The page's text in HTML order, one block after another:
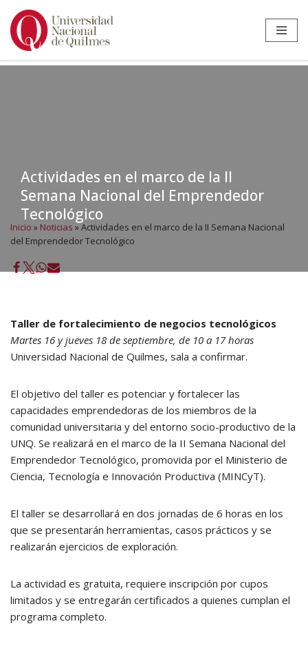
Ir
Actividades en el marco de la II
Semana Nacional del Emprendedor
Tecnológico
Inicio » Noticias »Actividades en el marco de la II Semana Nacional
del Emprendedor Tecnológico
Taller de fortalecimiento de negocios tecnológicos
Martes 16 y jueves 18 de septiembre, de 10 a 17 horas
Universidad Nacional de Quilmes, sala a confirmar.
El objetivo del taller es potenciar y fortalecer las
capacidades emprendedoras de los miembros de la
comunidad universitaria y del entorno socio-productivo de la
UNQ. Se realizará en el marco de la II Semana Nacional del
Emprendedor Tecnológico, promovida por el Ministerio de
Ciencia, Tecnología e Innovación Productiva (MINCyT).
El taller se desarrollará en dos jornadas de 6 horas en los
que se presentarán herramientas, casos prácticos y se
realizarán ejercicios de exploración.
La actividad es gratuita, requiere inscripción por cupos
limitados y se entregarán certificados a quienes cumplan el
programa completo.